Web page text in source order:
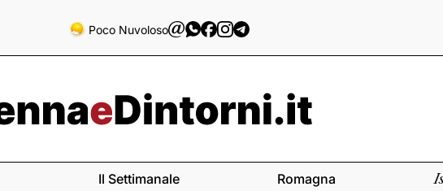
Poco Nuvoloso
Il Settimanale Romagna